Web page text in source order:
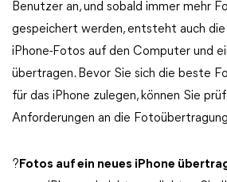
Benutzer an, und sobald immer mehr
gespeichert werden, entsteht auch
iPhone-Fotos auf den Computer und
übertragen. Bevor Sie sich die beste
für das iPhone zulegen, können Sie
Anforderungen an die
? Fotos auf ein neues iPhone